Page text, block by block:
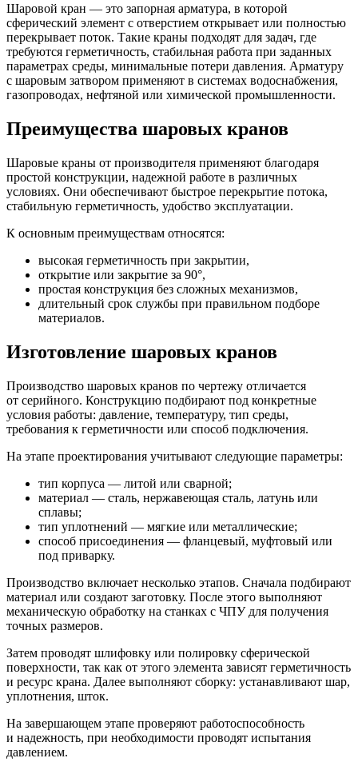
Шаровой кран — это запорная арматура, в которой
сферический элемент с отверстием открывает или полностью
перекрывает поток. Такие краны подходят для задач, где
требуются герметичность, стабильная работа при заданных
параметрах среды, минимальные потери давления. Арматуру
с шаровым затвором применяют в системах водоснабжения,
газопроводах, нефтяной или химической промышленности.
Преимущества шаровых кранов
Шаровые краны от производителя применяют благодаря
простой конструкции, надежной работе в различных
условиях. Они обеспечивают быстрое перекрытие потока,
стабильную герметичность, удобство эксплуатации.
К основным преимуществам относятся:
высокая герметичность при закрытии,
открытие или закрытие за 90°,
простая конструкция без сложных механизмов,
длительный срок службы при правильном подборе
материалов.
Изготовление шаровых кранов
Производство шаровых кранов по чертежу отличается
от серийного. Конструкцию подбирают под конкретные
условия работы: давление, температуру, тип среды,
требования к герметичности или способ подключения.
На этапе проектирования учитывают следующие параметры:
тип корпуса — литой или сварной;
материал — сталь, нержавеющая сталь, латунь или
сплавы;
тип уплотнений — мягкие или металлические;
способ присоединения — фланцевый, муфтовый или
под приварку.
Производство включает несколько этапов. Сначала подбирают
материал или создают заготовку. После этого выполняют
механическую обработку на станках с ЧПУ для получения
точных размеров.
Затем проводят шлифовку или полировку сферической
поверхности, так как от этого элемента зависят герметичность
и ресурс крана. Далее выполняют сборку: устанавливают шар,
уплотнения, шток.
На завершающем этапе проверяют работоспособность
и надежность, при необходимости проводят испытания
давлением.